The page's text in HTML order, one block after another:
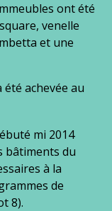
ont été
venelle
et une
achevée au
mi 2014
bâtiments du
à la
de
8).